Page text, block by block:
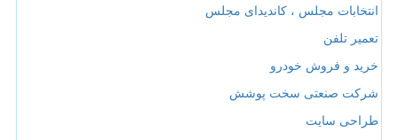
انتخابات مجلس ، کاندیدای مجلس
تعمیر تلفن
خرید و فروش خودرو
شرکت صنعتی سخت پوشش
طراحی سایت